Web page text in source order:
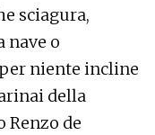
sciagura,
nave o
niente incline
della
de